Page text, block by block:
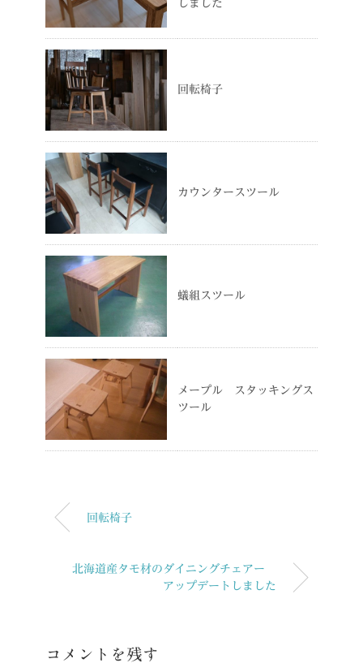
しました
回転椅子
カウンタースツール
蟻組スツール
メープル スタッキングス
ツール
回転椅子
北海道産タモ材のダイニングチェアー
アップデートしました
コメントを残す